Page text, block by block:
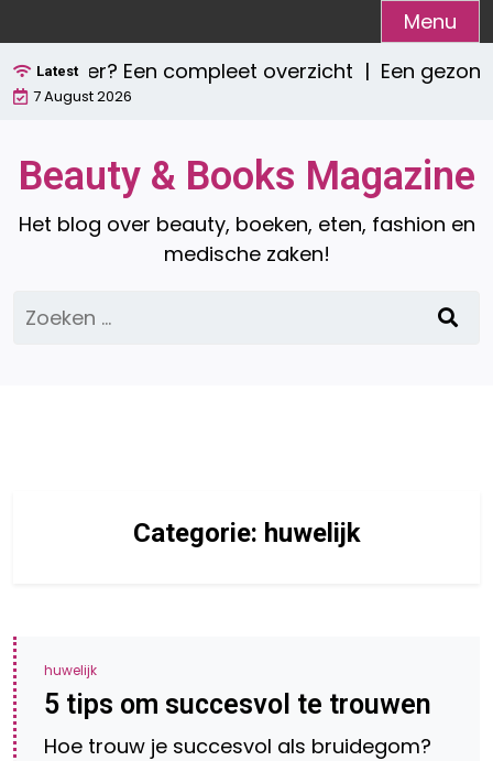
naar
de
inhoud
Menu
Latest
zijn er? Een compleet overzicht | Een
7 August 2026
Beauty & Books Magazine
Het blog over beauty, boeken, eten, fashion en
medische zaken!
Zoeken
naar:
Categorie: huwelijk
huwelijk
5 tips om succesvol te trouwen
Hoe trouw je succesvol als bruidegom?